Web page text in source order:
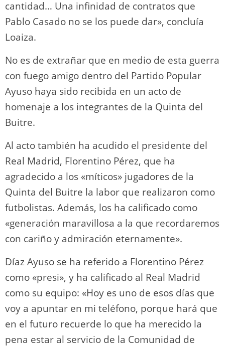
cantidad… Una infinidad de contratos que
Pablo Casado no se los puede dar», concluía
Loaiza.
No es de extrañar que en medio de esta guerra
con fuego amigo dentro del Partido Popular
Ayuso haya sido recibida en un acto de
homenaje a los integrantes de la Quinta del
Buitre.
Al acto también ha acudido el presidente del
Real Madrid, Florentino Pérez, que ha
agradecido a los «míticos» jugadores de la
Quinta del Buitre la labor que realizaron como
futbolistas. Además, los ha calificado como
«generación maravillosa a la que recordaremos
con cariño y admiración eternamente».
Díaz Ayuso se ha referido a Florentino Pérez
como «presi», y ha calificado al Real Madrid
como su equipo: «Hoy es uno de esos días que
voy a apuntar en mi teléfono, porque hará que
en el futuro recuerde lo que ha merecido la
pena estar al servicio de la Comunidad de